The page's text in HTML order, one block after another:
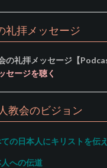
礼拝メッセージ
の礼拝メッセージ【
セージを聴く
教会のビジョン
の日本人にキリストを伝
への伝道